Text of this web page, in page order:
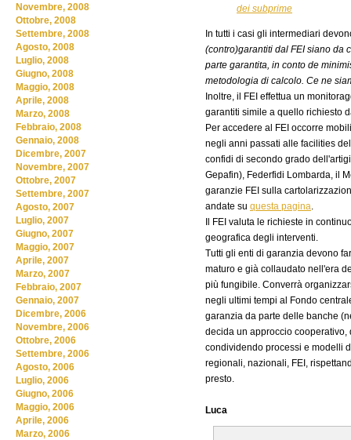
dei subprime
In tutti i casi gli intermediari
(contro)garantiti dal FEI siano da
parte garantita, in conto de
metodologia di calcolo. Ce ne
Inoltre, il FEI effettua un
garantiti simile a quello richiesto
Per accedere al FEI occorre
negli anni passati alle facilities
confidi di secondo grado
Gepafin), Federfidi Lombarda, il
garanzie FEI sulla
andate su questa pagina.
Il FEI valuta le richieste in
geografica degli interventi.
Tutti gli enti di garanzia devono
maturo e già collaudato nell'era
più fungibile. Converrà
negli ultimi tempi al Fondo
garanzia da parte delle banche
decida un approccio
condividendo processi e modelli
regionali, nazionali, FEI,
presto.
Luca
Novembre, 2008
Ottobre, 2008
Settembre, 2008
Agosto, 2008
Luglio, 2008
Giugno, 2008
Maggio, 2008
Aprile, 2008
Marzo, 2008
Febbraio, 2008
Gennaio, 2008
Dicembre, 2007
Novembre, 2007
Ottobre, 2007
Settembre, 2007
Agosto, 2007
Luglio, 2007
Giugno, 2007
Maggio, 2007
Aprile, 2007
Marzo, 2007
Febbraio, 2007
Gennaio, 2007
Dicembre, 2006
Novembre, 2006
Ottobre, 2006
Settembre, 2006
Agosto, 2006
Luglio, 2006
Giugno, 2006
Maggio, 2006
Aprile, 2006
Marzo, 2006